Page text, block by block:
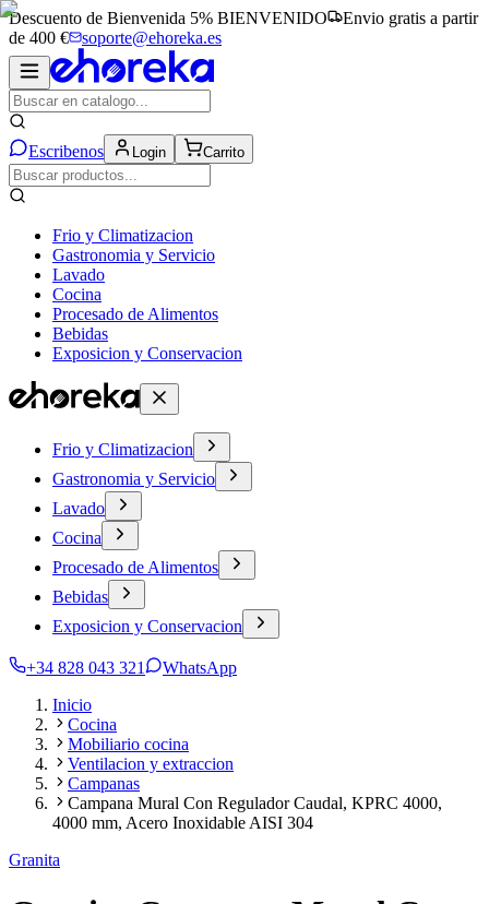
Descuento de Bienvenida 5% BIENVENIDO
Envio gratis a partir
de 400 €
soporte@ehoreka.es
Escribenos Login Carrito
Frio y Climatizacion
Gastronomia y Servicio
Lavado
Cocina
Procesado de Alimentos
Bebidas
Exposicion y Conservacion
Frio y Climatizacion
Gastronomia y Servicio
Lavado
Cocina
Procesado de Alimentos
Bebidas
Exposicion y Conservacion
+34 828 043 321
WhatsApp
Inicio
Cocina
Mobiliario cocina
Ventilacion y extraccion
Campanas
Campana Mural Con Regulador Caudal, KPRC 4000,
4000 mm, Acero Inoxidable AISI 304
Granita